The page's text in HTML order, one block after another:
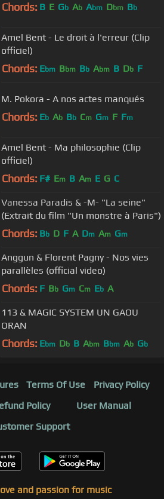
Chords: B E Gb Ab Abm Dbm Bb
Amel Bent - Le droit à l'erreur (Clip
officiel)
Chords: Ebm Bbm Bb Abm B Db F
M. Pokora - A nos actes manqués
Chords: Eb Ab Bb Cm Gm F Fm
Amel Bent - Ma philosophie (Clip
officiel)
Chords: F# Em B Am E G C
Vanessa Paradis & -M- "La seine"
(Extrait du film "Un monstre à Paris")
Chords: Bb D F A Dm Am Gm
Anggun & Florent Pagny - Nos vies
parallèles (official video)
Chords: F Bb Gm Cm Eb A
113 & MAGIC SYSTEM UN GAOU
ORAN
Chords: Ebm Db B Abm Bbm Ab Gb
Terms Of Use
Privacy Policy
Policy
User Manual
Support
and passion for music